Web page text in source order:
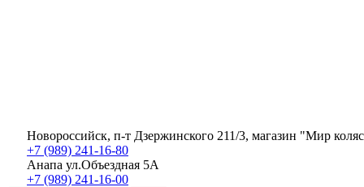
Новороссийск, п-т Дзержинского 211/3, магазин "Мир
+7 (989) 241-16-80
Анапа ул.Объездная 5А
+7 (989) 241-16-00